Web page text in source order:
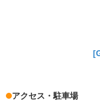
アクセス・駐車場